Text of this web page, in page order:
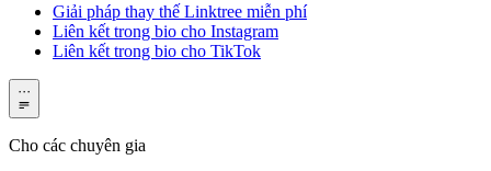
Giải pháp thay thế Linktree miễn phí
Liên kết trong bio cho Instagram
Liên kết trong bio cho TikTok
···
Cho các chuyên gia